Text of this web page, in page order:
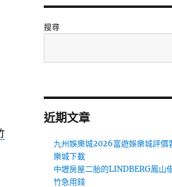
搜尋
近期文章
九州娛樂城2026富遊娛樂城評價
樂城下載
中壢房屋二胎的LINDBERG鳳山
竹急用錢